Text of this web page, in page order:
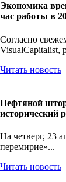
Экономика
час работы в
Согласно
VisualCapitalist,
Читать новость
Нефтяной
исторический
На четверг, 23
перемирие»...
Читать новость